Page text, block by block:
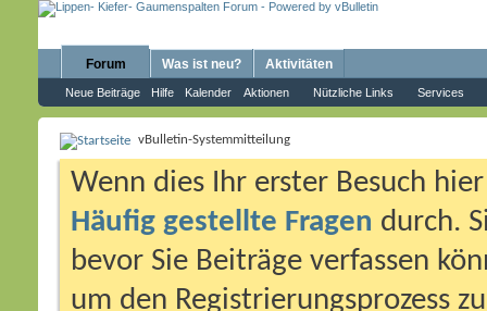
Forum
Neue Beiträge Hilfe Kalender Aktionen Nützliche Links Services
Was ist neu? Aktivitäten
vBulletin-Systemmitteilung
Wenn dies Ihr erster Besuch
Häufig gestellte Fragen durch.
bevor Sie Beiträge verfassen
um den Registrierungsprozess